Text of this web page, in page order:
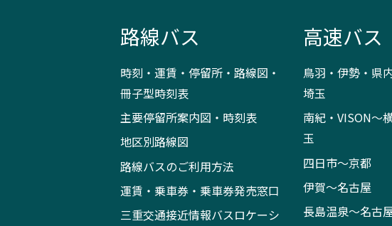
路線バス
時刻・運賃・停留所・路線図・
冊子型時刻表
主要停留所案内図・時刻表
地区別路線図
路線バスのご利用方法
運賃・乗車券・乗車券発売窓口
三重交通接近情報バスロケーシ
高速バス
鳥羽・伊勢・県
埼玉
南紀・VISON～
玉
四日市～京都
伊賀～名古屋
長島温泉～名古